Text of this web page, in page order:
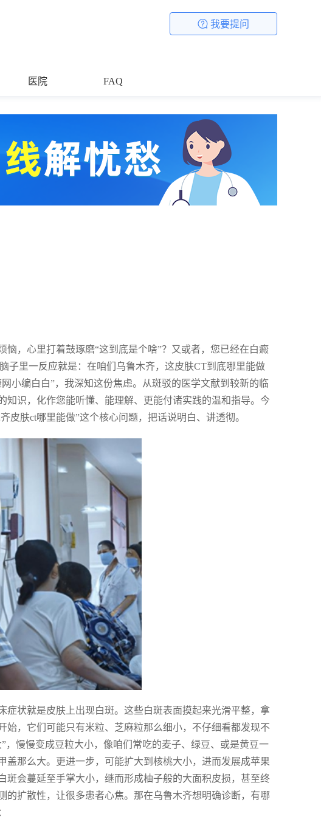
我要提问
医院 FAQ
，心里打着鼓琢磨“这到底是个啥”？又或者，您已经在白癜
子里一反应就是：在咱们乌鲁木齐，这皮肤CT到底哪里能做
小编白白”，我深知这份焦虑。从斑驳的医学文献到较新的临
识，化作您能听懂、能理解、更能付诸实践的温和指导。今
皮肤ct哪里能做”这个核心问题，把话说明白、讲透彻。
症状就是皮肤上出现白斑。这些白斑表面摸起来光滑平整，拿
，它们可能只有米粒、芝麻粒那么细小，不仔细看都发现不
慢慢变成豆粒大小，像咱们常吃的麦子、绿豆、或是黄豆一
那么大。更进一步，可能扩大到核桃大小，进而发展成苹果
会蔓延至手掌大小，继而形成柚子般的大面积皮损，甚至终
扩散性，让很多患者心焦。那在乌鲁木齐想明确诊断，有哪